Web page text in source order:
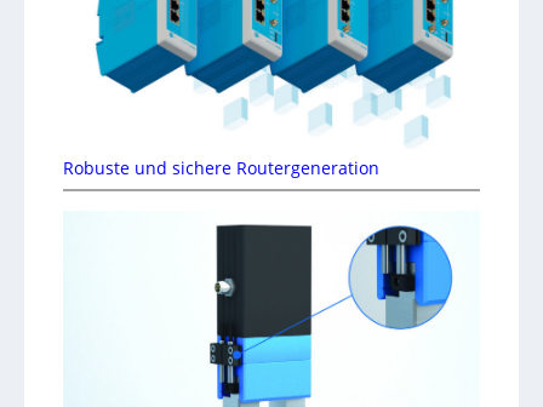
Robuste und sichere Routergeneration